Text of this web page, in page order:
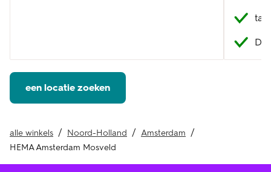
een locatie zoeken
alle winkels Noord-Holland
Amsterdam
HEMA Amsterdam Mosveld